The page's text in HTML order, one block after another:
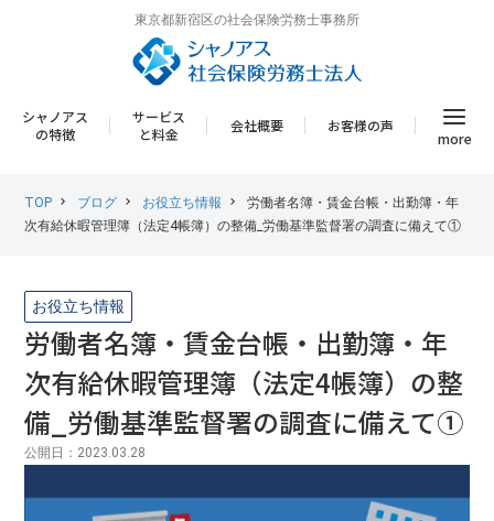
東京都新宿区の社会保険労務士事務所
シャノアス
の特徴
サービス
と料金
会社概要 お客様の声
more
TOP ブログ お役立ち情報
労働者名簿・賃金台帳・出勤簿・年
次有給休暇管理簿（法定4帳簿）の整備_労働基準監督署の調査に備えて①
お役立ち情報
労働者名簿・賃金台帳・出勤簿・年
次有給休暇管理簿（法定4帳簿）の整
備_労働基準監督署の調査に備えて①
公開日：2023.03.28